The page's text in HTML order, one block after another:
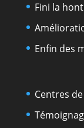
Fini la
Enfin des
Centres